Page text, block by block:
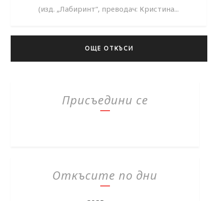
(изд. „Лабиринт“, преводач: Кристина...
ОЩЕ ОТКЪСИ
Присъедини се
Откъсите по дни